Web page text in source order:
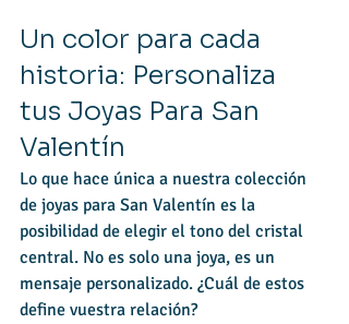
Un color para cada
historia: Personaliza
tus Joyas Para San
Valentín
Lo que hace única a nuestra colección
de joyas para San Valentín es la
posibilidad de elegir el tono del cristal
central. No es solo una joya, es un
mensaje personalizado. ¿Cuál de estos
define vuestra relación?